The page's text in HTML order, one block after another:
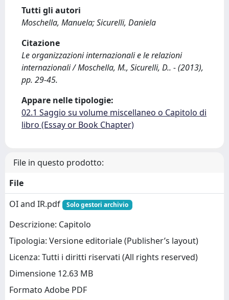
Tutti gli autori
Moschella, Manuela; Sicurelli, Daniela
Citazione
Le organizzazioni internazionali e le relazioni
internazionali / Moschella, M., Sicurelli, D.. - (2013),
pp. 29-45.
Appare nelle tipologie:
02.1 Saggio su volume miscellaneo o Capitolo di
libro (Essay or Book Chapter)
File in questo prodotto:
File
OI and IR.pdf
Solo gestori archivio
Descrizione: Capitolo
Tipologia: Versione editoriale (Publisher’s layout)
Licenza: Tutti i diritti riservati (All rights reserved)
Dimensione 12.63 MB
Formato Adobe PDF